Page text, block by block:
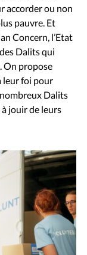
accorder ou non
pauvre. Et
Concern, l’Etat
Dalits qui
On propose
leur foi pour
Dalits
jouir de leurs